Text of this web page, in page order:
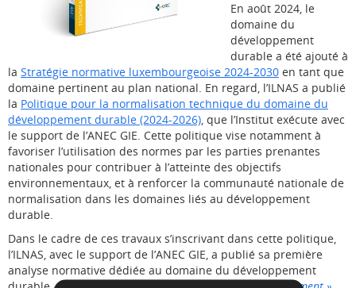
En août 2024, le
domaine du
développement
durable a été ajouté à
la Stratégie normative luxembourgeoise 2024-2030 en tant que
domaine pertinent au plan national. En regard, l’ILNAS a publié
la Politique pour la normalisation technique du domaine du
développement durable (2024-2026), que l’Institut exécute avec
le support de l’ANEC GIE. Cette politique vise notamment à
favoriser l’utilisation des normes par les parties prenantes
nationales pour contribuer à l’atteinte des objectifs
environnementaux, et à renforcer la communauté nationale de
normalisation dans les domaines liés au développement
durable.
Dans le cadre de ces travaux s’inscrivant dans cette politique,
l’ILNAS, avec le support de l’ANEC GIE, a publié sa première
analyse normative dédiée au domaine du développement